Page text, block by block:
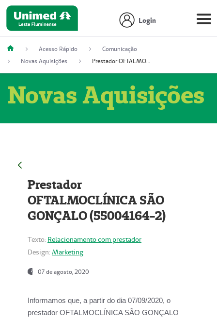
Login
Acesso Rápido
Comunicação
Novas Aquisições
Prestador OFTALMOCLÍNICA SÃO GONÇALO (55004164-2)
Novas Aquisições
Prestador
OFTALMOCLÍNICA SÃO
GONÇALO (55004164-2)
Texto: Relacionamento com prestador
Design: Marketing
07 de agosto, 2020
Informamos que, a partir do dia07/09/2020, o
prestador OFTALMOCLÍNICA SÃO GONÇALO